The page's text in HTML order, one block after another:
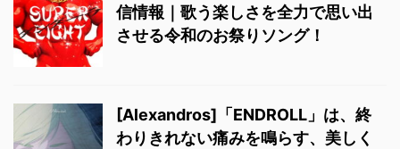
信情報｜歌う楽しさを全力で思い出
させる令和のお祭りソング！
[Alexandros]「ENDROLL」は、終
わりきれない痛みを鳴らす、美しく